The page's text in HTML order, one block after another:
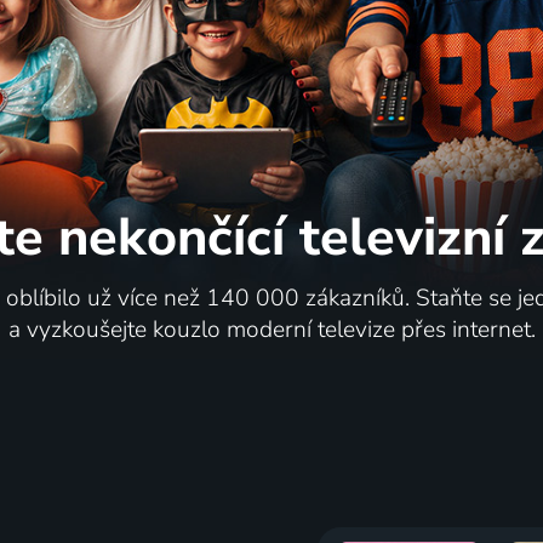
v Montreux 2003 Alicia Keys v New Yorku
Koncert
nekončící televizní
oblíbilo už více než 140 000 zákazníků. Staňte se
a vyzkoušejte kouzlo moderní televize přes internet.